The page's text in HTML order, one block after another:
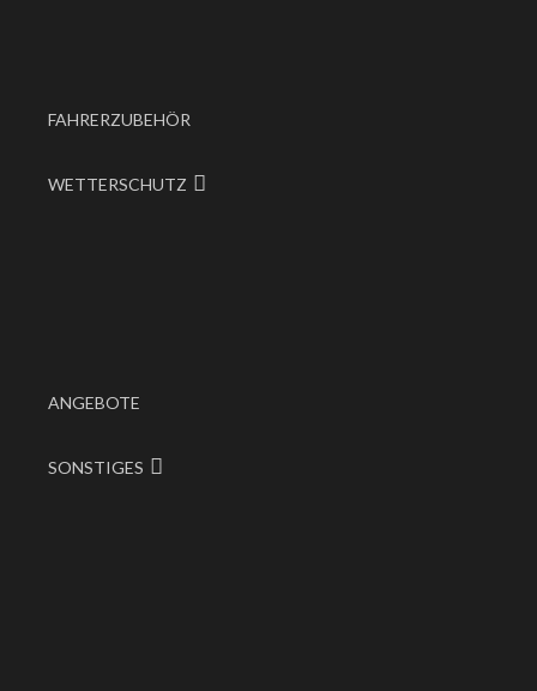
FAHRERZUBEHÖR
WETTERSCHUTZ
ANGEBOTE
SONSTIGES